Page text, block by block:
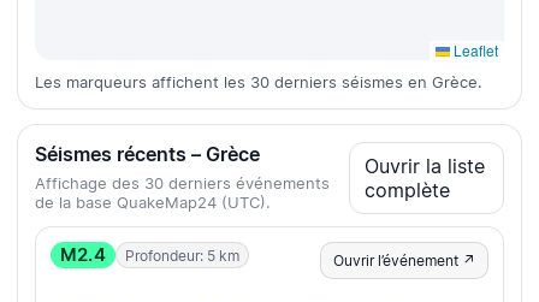
Leaflet
Les marqueurs affichent les 30 derniers séismes en Grèce.
Séismes récents – Grèce
Affichage des 30 derniers événements
de la base QuakeMap24 (UTC).
Ouvrir la liste
complète
M2.4 Profondeur: 5 km Ouvrir l’événement ↗